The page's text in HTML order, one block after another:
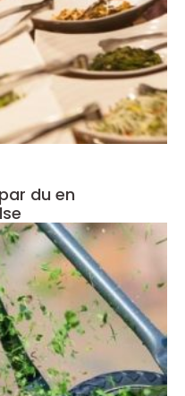
du en